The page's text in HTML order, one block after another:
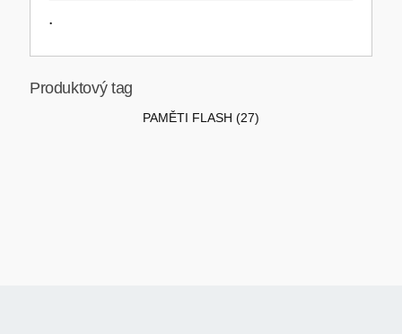
ROZŠIŘUJÍCÍ KARTY
BACKUP SERVER
PROJEKTORY
OSVĚTLENÍ
PATCH PANELY
.
Produktový tag
PAMĚTI FLASH (27)